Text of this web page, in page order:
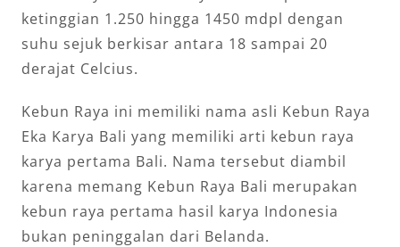
ketinggian 1.250 hingga 1450 mdpl dengan
suhu sejuk berkisar antara 18 sampai 20
derajat Celcius.
Kebun Raya ini memiliki nama asli Kebun Raya
Eka Karya Bali yang memiliki arti kebun raya
karya pertama Bali. Nama tersebut diambil
karena memang Kebun Raya Bali merupakan
kebun raya pertama hasil karya Indonesia
bukan peninggalan dari Belanda.